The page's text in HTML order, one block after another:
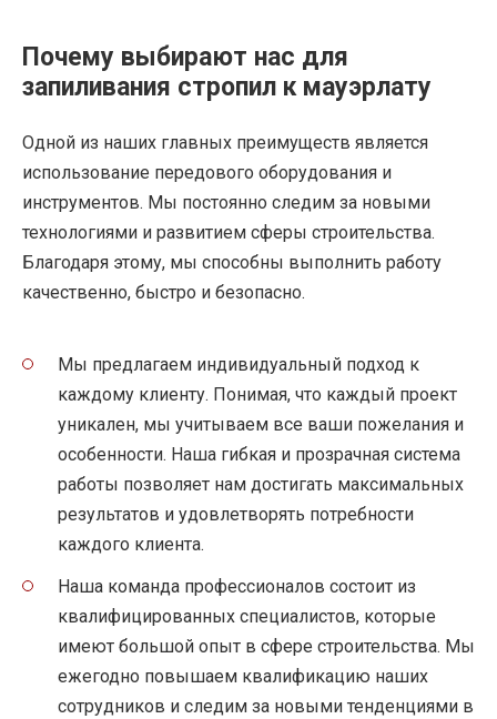
Почему выбирают нас для
запиливания стропил к мауэрлату
Одной из наших главных преимуществ является
использование передового оборудования и
инструментов. Мы постоянно следим за новыми
технологиями и развитием сферы строительства.
Благодаря этому, мы способны выполнить работу
качественно, быстро и безопасно.
Мы предлагаем индивидуальный подход к
каждому клиенту. Понимая, что каждый проект
уникален, мы учитываем все ваши пожелания и
особенности. Наша гибкая и прозрачная система
работы позволяет нам достигать максимальных
результатов и удовлетворять потребности
каждого клиента.
Наша команда профессионалов состоит из
квалифицированных специалистов, которые
имеют большой опыт в сфере строительства. Мы
ежегодно повышаем квалификацию наших
сотрудников и следим за новыми тенденциями в